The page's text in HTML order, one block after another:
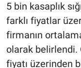
5 bin kasaplık
farklı fiyatlar
firmanın
olarak belirlendi.
fiyatı üzerinden